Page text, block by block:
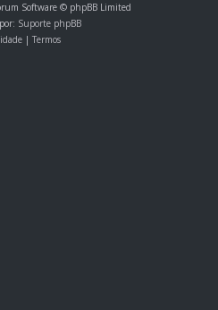
Software © phpBB Limited
Suporte phpBB
| Termos